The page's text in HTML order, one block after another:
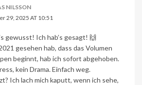
NILSSON
29, 2025 AT 10:51
gewusst! Ich hab’s gesagt! 🙌
gesehen hab, dass das Volumen
beginnt, hab ich sofort abgehoben.
kein Drama. Einfach weg.
Ich lach mich kaputt, wenn ich sehe,